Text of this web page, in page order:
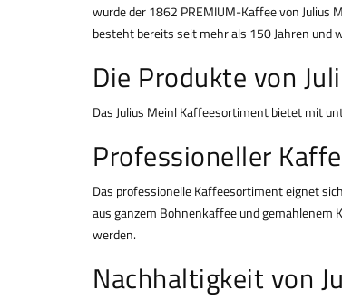
wurde der 1862 PREMIUM-Kaffee von Julius
besteht bereits seit mehr als 150 Jahren und
Die Produkte von
Das Julius Meinl Kaffeesortiment bietet mit
Professioneller
Das professionelle Kaffeesortiment eignet
aus ganzem Bohnenkaffee undgemahlenem
werden.
Nachhaltigkeit von